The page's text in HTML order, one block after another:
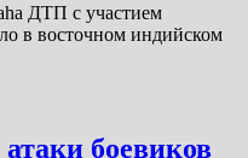
ДТП с участием
в восточном индийском
боевиков